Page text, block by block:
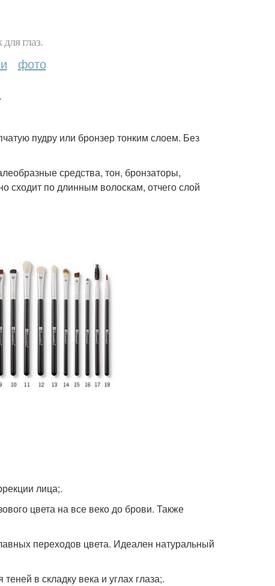
глаз.
фото
пудру или бронзер тонким слоем. Без
средства, тон, бронзаторы,
сходит по длинным волоскам, отчего слой
лица;.
цвета на все веко до брови. Также
переходов цвета. Идеален натуральный
в складку века и углах глаза;.